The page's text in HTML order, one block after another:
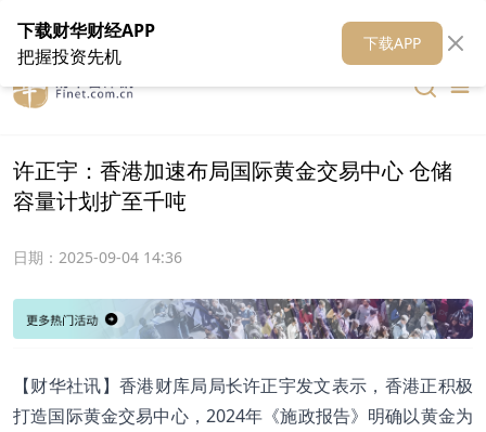
在线客服 关于我们 财华媒体矩阵 财华智库
许正宇：香港加速布局国际黄金交易中心 仓储
容量计划扩至千吨
日期： 2025-09-04 14:36
【财华社讯】香港财库局局长许正宇发文表示，香港正积极
打造国际黄金交易中心，2024年《施政报告》明确以黄金为
下载财华财经APP
把握投资先机
下载APP